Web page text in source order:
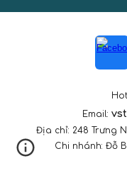
Email:
Địa chỉ: 248 Trưng
Chi nhánh: Đỗ